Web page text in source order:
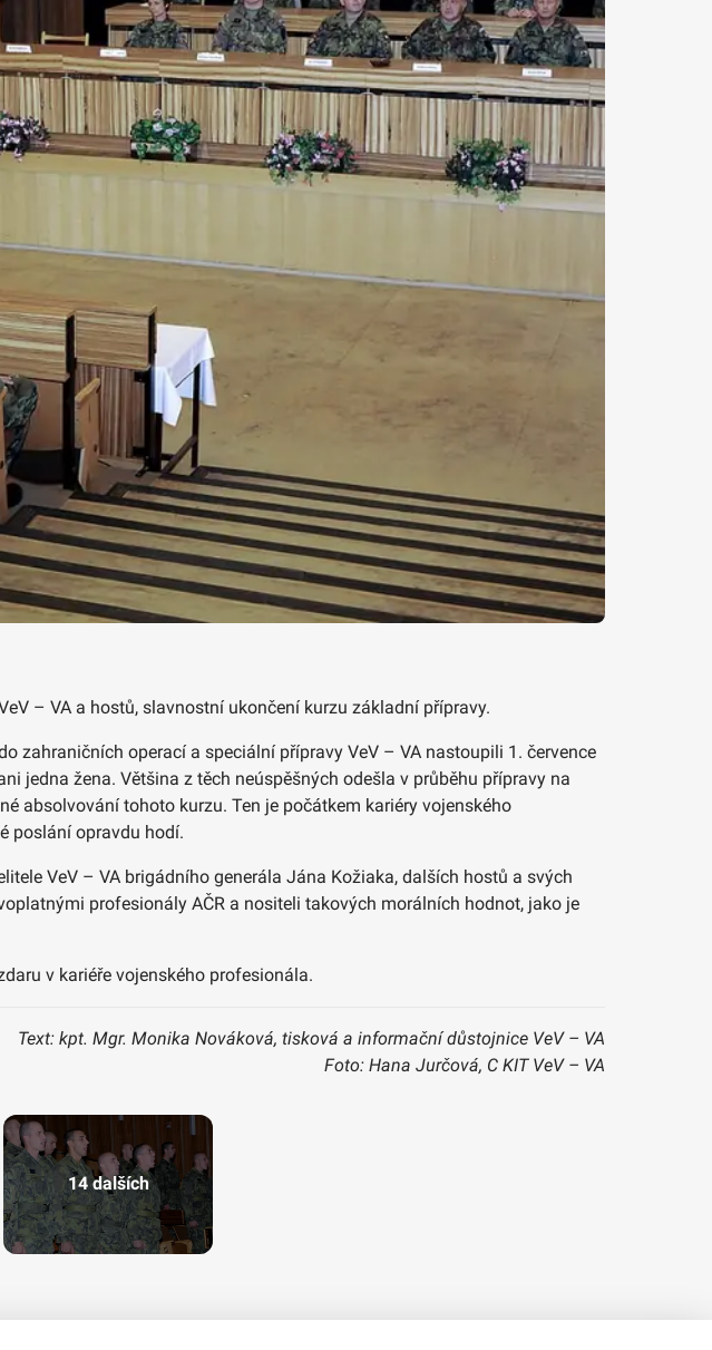
– VA a hostů, slavnostní ukončení kurzu základní přípravy.
zahraničních operací a speciální přípravy VeV – VA nastoupili 1. července
jedna žena. Většina z těch neúspěšných odešla v průběhu přípravy na
absolvování tohoto kurzu. Ten je počátkem kariéry vojenského
poslání opravdu hodí.
VeV – VA brigádního generála Jána Kožiaka, dalších hostů a svých
profesionály AČR a nositeli takových morálních hodnot, jako je
v kariéře vojenského profesionála.
Text: kpt. Mgr. Monika Nováková, tisková a informační důstojnice VeV – VA
Foto: Hana Jurčová, C KIT VeV – VA
14 dalších